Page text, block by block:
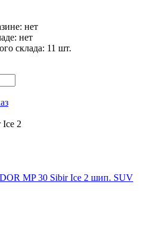
нет
нет
склада: 11 шт.
2
MP 30 Sibir Ice 2 шип. SUV